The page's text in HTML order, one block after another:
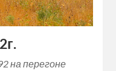
на перегоне